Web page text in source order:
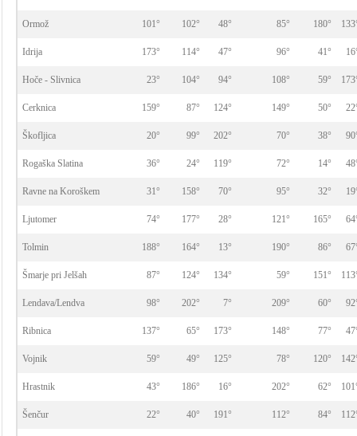
Ormož 101° 102° 48° 85° 180°
Idrija 173° 114° 47° 96° 41°
Hoče - Slivnica 23° 104° 94° 108° 59°
Cerknica 159° 87° 124° 149° 50°
Škofljica 20° 99° 202° 70° 38°
Rogaška Slatina 36° 24° 119° 72° 14°
Ravne na Koroškem 31° 158° 70° 95° 32°
Ljutomer 74° 177° 28° 121° 165°
Tolmin 188° 164° 13° 190° 86°
Šmarje pri Jelšah 87° 124° 134° 59° 151°
Lendava/Lendva 98° 202° 7° 209° 60°
Ribnica 137° 65° 173° 148° 77°
Vojnik 59° 49° 125° 78° 120°
Hrastnik 43° 186° 16° 202° 62°
Šenčur 22° 40° 191° 112° 84°